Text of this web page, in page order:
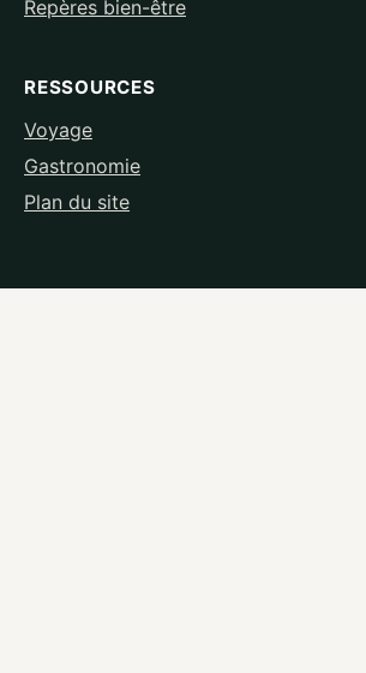
Repères bien-être
RESSOURCES
Voyage
Gastronomie
Plan du site